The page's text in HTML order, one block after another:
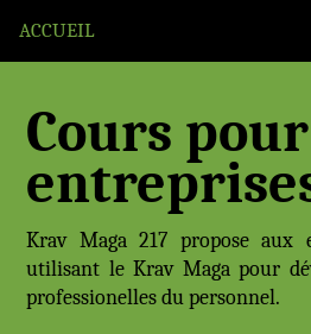
ACCUEIL
Cours pour
Krav Maga 217 propose aux
utilisant le Krav Maga pour
professionelles du personnel.